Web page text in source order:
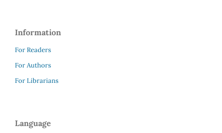
Information
For Readers
For Authors
For Librarians
Language